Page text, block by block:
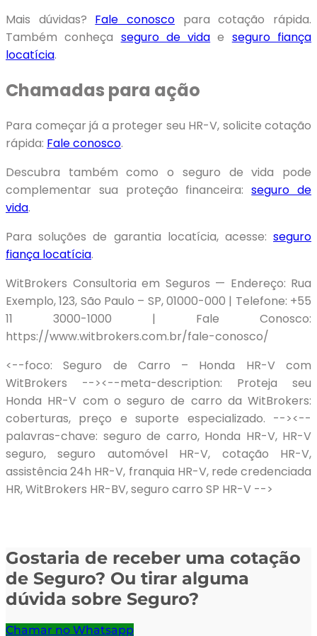
Mais dúvidas? Fale conosco para cotação rápida.
Também conheça seguro de vida e seguro fiança
locatícia.
Chamadas para ação
Para começar já a proteger seu HR-V, solicite cotação
rápida: Fale conosco.
Descubra também como o seguro de vida pode
complementar sua proteção financeira:seguro de
vida.
Para soluções de garantia locatícia, acesse: seguro
fiança locatícia.
WitBrokers Consultoria em Seguros — Endereço: Rua
Exemplo, 123, São Paulo – SP, 01000-000 | Telefone: +55
11 3000-1000 | Fale Conosco:
https://www.witbrokers.com.br/fale-conosco/
<--foco: Seguro de Carro – Honda HR-V com
WitBrokers --><--meta-description: Proteja seu
Honda HR-V com o seguro de carro da WitBrokers:
coberturas, preço e suporte especializado. --><--
palavras-chave: seguro de carro, Honda HR-V, HR-V
seguro, seguro automóvel HR-V, cotação HR-V,
assistência 24h HR-V, franquia HR-V, rede credenciada
HR, WitBrokers HR-BV, seguro carro SP HR-V -->
Gostaria de receber uma cotação
de Seguro? Ou tirar alguma
dúvida sobre Seguro?
Chamar no Whatsapp